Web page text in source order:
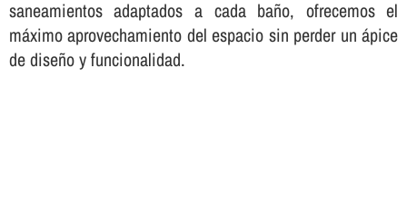
saneamientos adaptados a cada baño, ofrecemos el
máximo aprovechamiento del espacio sin perder un ápice
de diseño y funcionalidad.